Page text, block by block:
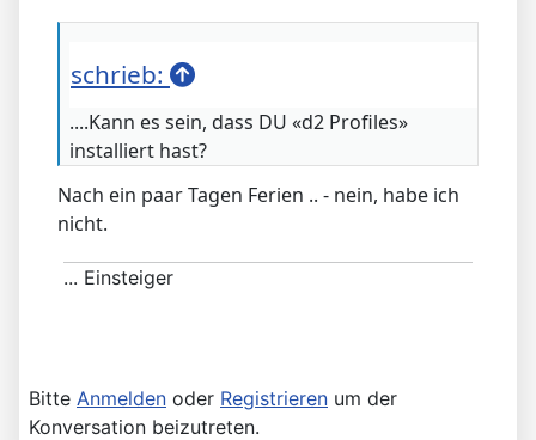
schrieb:
....Kann es sein, dass DU «d2 Profiles»
installiert hast?
Nach ein paar Tagen Ferien .. - nein, habe ich
nicht.
... Einsteiger
Bitte Anmelden oder Registrieren um der
Konversation beizutreten.